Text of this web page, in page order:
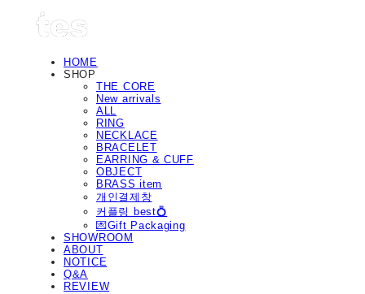
HOME
SHOP
THE CORE
New arrivals
ALL
RING
NECKLACE
BRACELET
EARRING & CUFF
OBJECT
BRASS item
개인결제창
커플링 best💍
💌Gift Packaging
SHOWROOM
ABOUT
NOTICE
Q&A
REVIEW